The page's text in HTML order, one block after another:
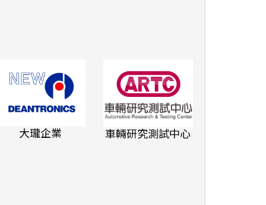
大瓏企業 車輛研究測試中心